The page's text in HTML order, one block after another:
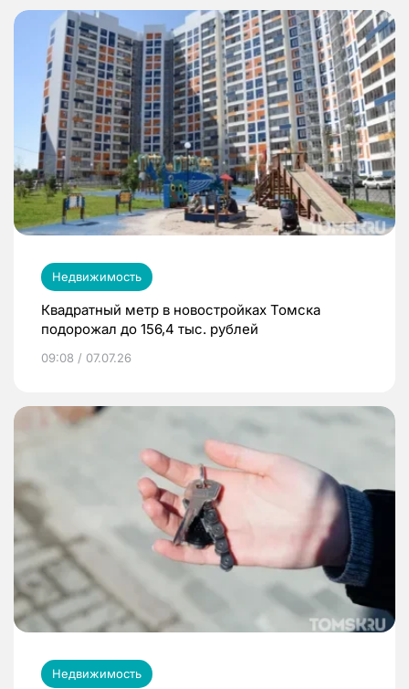
Недвижимость
Квадратный метр в новостройках Томска
подорожал до 156,4 тыс. рублей
09:08 / 07.07.26
Недвижимость